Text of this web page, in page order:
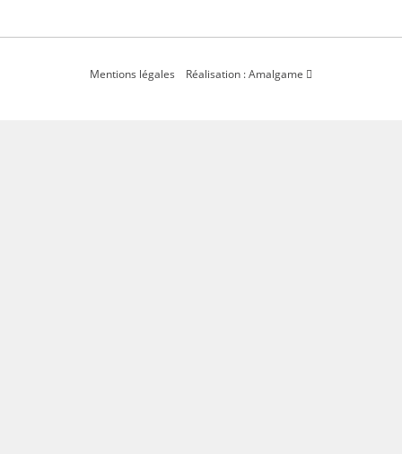
Mentions légales Réalisation : Amalgame